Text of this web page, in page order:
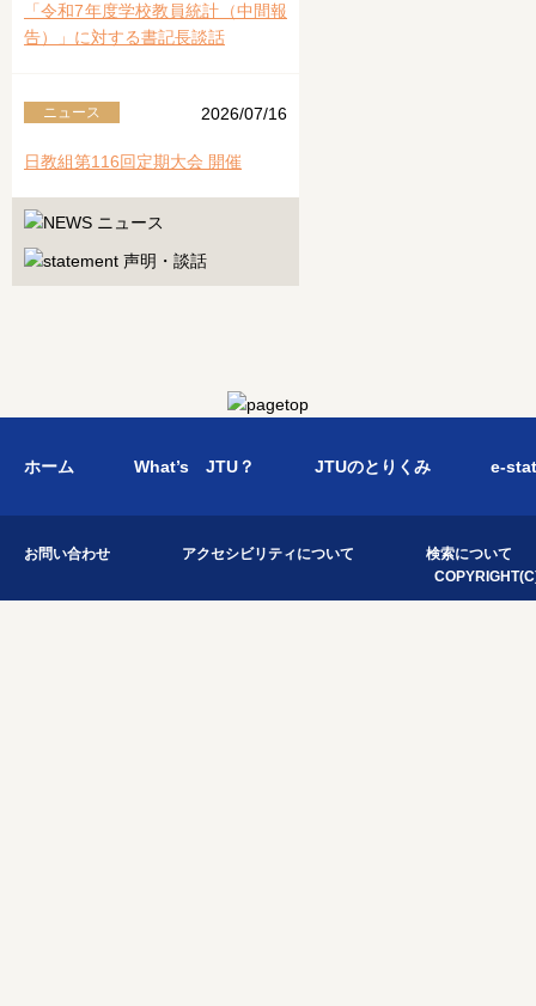
「令和7年度学校教員統計（中間報
告）」に対する書記長談話
ニュース 2026/07/16
日教組第116回定期大会 開催
ホーム What’s JTU？ JTUのとりくみ e-
お問い合わせ アクセシビリティについて
検索について